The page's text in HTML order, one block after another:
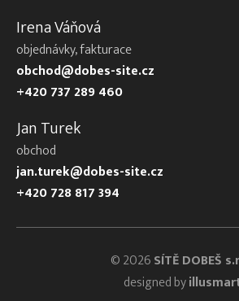
Irena Váňová
objednávky, fakturace
obchod@dobes-site.cz
+420 737 289 460
Jan Turek
obchod
jan.turek@dobes-site.cz
+420 728 817 394
© 2026SÍTĚ DOBEŠ
designed by